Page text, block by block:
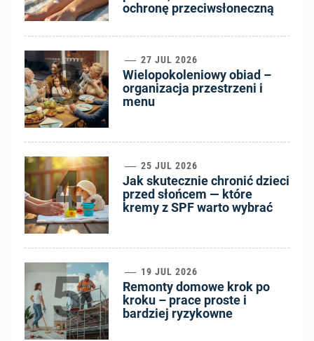
ochronę przeciwsłoneczną
3 27 JUL 2026
Wielopokoleniowy obiad –
organizacja przestrzeni i
menu
4 25 JUL 2026
Jak skutecznie chronić dzieci
przed słońcem — które
kremy z SPF warto wybrać
5 19 JUL 2026
Remonty domowe krok po
kroku – prace proste i
bardziej ryzykowne